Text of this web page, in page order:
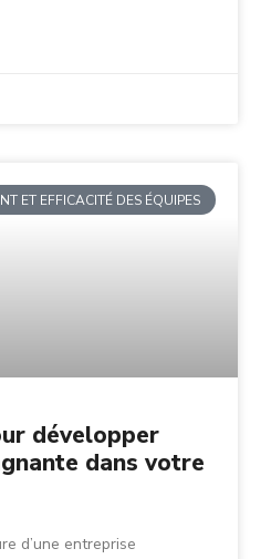
ET EFFICACITÉ DES ÉQUIPES
développer
dans votre
d’une entreprise